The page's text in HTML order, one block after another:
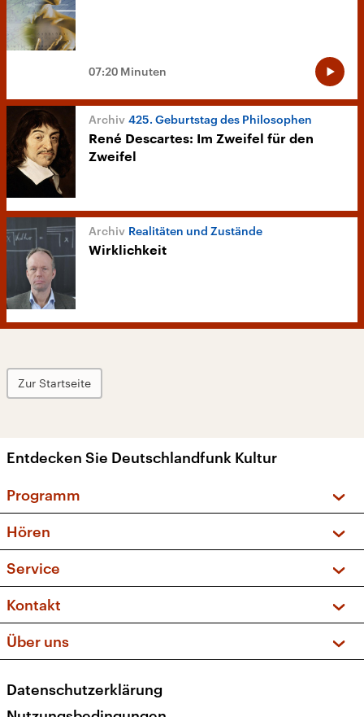
07:20 Minuten
425. Geburtstag des Philosophen
René Descartes: Im Zweifel für den
Zweifel
Realitäten und Zustände
Wirklichkeit
Zur Startseite
Entdecken Sie Deutschlandfunk Kultur
Programm
Sendungen und Podcasts
Musikliste
Kakadu – Das Kinderprogramm
Hören
Frequenzen (UKW + DAB+)
Service
FAQ
Apps
Newsletter
Veranstaltungen
Kontakt
Social Media
Über uns
Presse
Datenschutzerklärung